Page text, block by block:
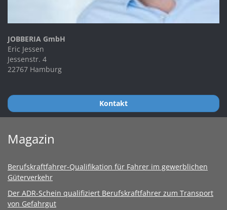
JOBBERIA GmbH
Eric Jessen
Jessenstr. 4
22767 Hamburg
Kontakt
Magazin
Berufskraftfahrer-Qualifikation für Fahrer im gewerblichen
Güterverkehr
Der ADR-Schein qualifiziert Berufskraftfahrer zum Transport
von Gefahrgut